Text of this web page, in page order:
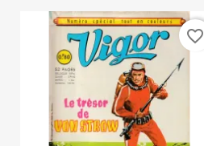
favorite_border